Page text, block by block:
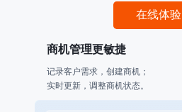
在线体验
商机管理更敏捷
记录客户需求，创建商机；
实时更新，调整商机状态。